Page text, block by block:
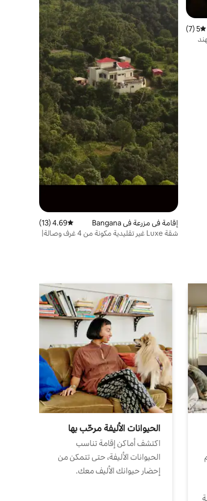
متوسط التقييم 5 من 5، 7 مراجعات
5 (7)
إقامة في مزرعة في Bangana متوسط التقييم 4.69 من 5، 13 مراجعات
4.69 (13)
شقة Luxe غير تقليدية مكونة من 4 غرف وصالة|
الحيوانات الأليفة مرحّب بها
اكتشف أماكن إقامة تناسب
الحيوانات الأليفة، حتى تتمكن من
إحضار حيوانك الأليف معك.